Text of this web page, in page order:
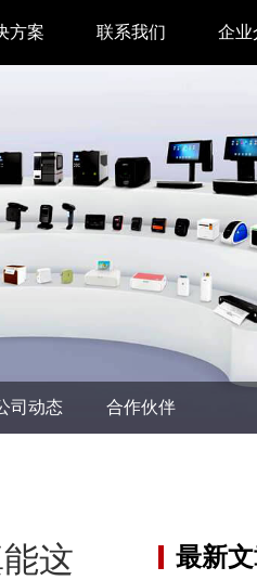
方案
时零售
物流
材制造
联系我们
业务合作
回收再利用服务
问题反馈&建议
企业
关
图
合
汉
公
3D
司动态 合作伙伴
这
最新